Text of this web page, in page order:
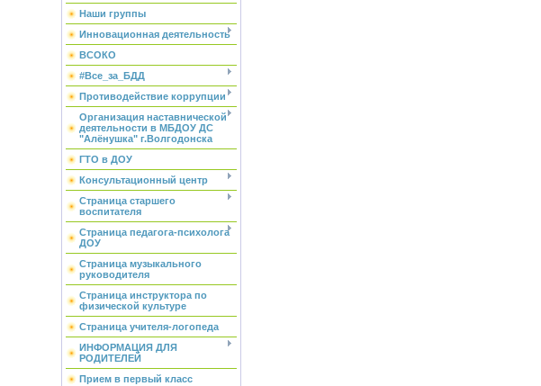
Наши группы
Инновационная деятельность
ВСОКО
#Все_за_БДД
Противодействие коррупции
Организация наставнической
деятельности в МБДОУ ДС
"Алёнушка" г.Волгодонска
ГТО в ДОУ
Консультационный центр
Страница старшего
воспитателя
Страница педагога-психолога
ДОУ
Страница музыкального
руководителя
Страница инструктора по
физической культуре
Страница учителя-логопеда
ИНФОРМАЦИЯ ДЛЯ
РОДИТЕЛЕЙ
Прием в первый класс